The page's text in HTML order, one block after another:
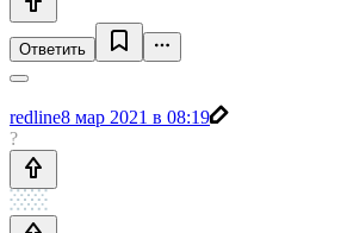
Ответить
redline8 мар 2021 в 08:19
?